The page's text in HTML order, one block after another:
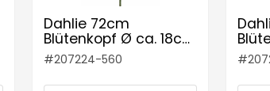
Dahlie 72cm
Blütenkopf Ø ca. 18cm
Farbe: cerise
#207224-560 #